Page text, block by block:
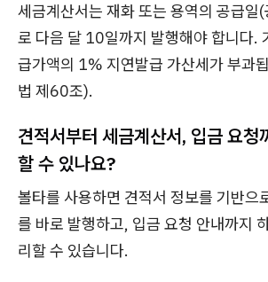
세금계산서는 재화 또는 용역의 공급일
로 다음 달 10일까지 발행해야 합니다.
급가액의 1% 지연발급 가산세가 부과
법 제60조).
견적서부터 세금계산서, 입금 요청
할 수 있나요?
볼타를 사용하면 견적서 정보를 기반으
를 바로 발행하고, 입금 요청 안내까지
리할 수 있습니다.